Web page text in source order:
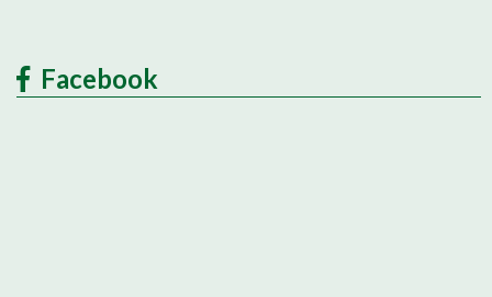
Facebook